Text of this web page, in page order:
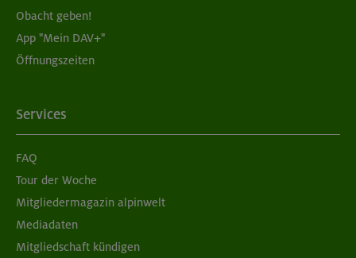
Obacht geben!
App "Mein DAV+"
Öffnungszeiten
Services
FAQ
Tour der Woche
Mitgliedermagazin alpinwelt
Mediadaten
Mitgliedschaft kündigen